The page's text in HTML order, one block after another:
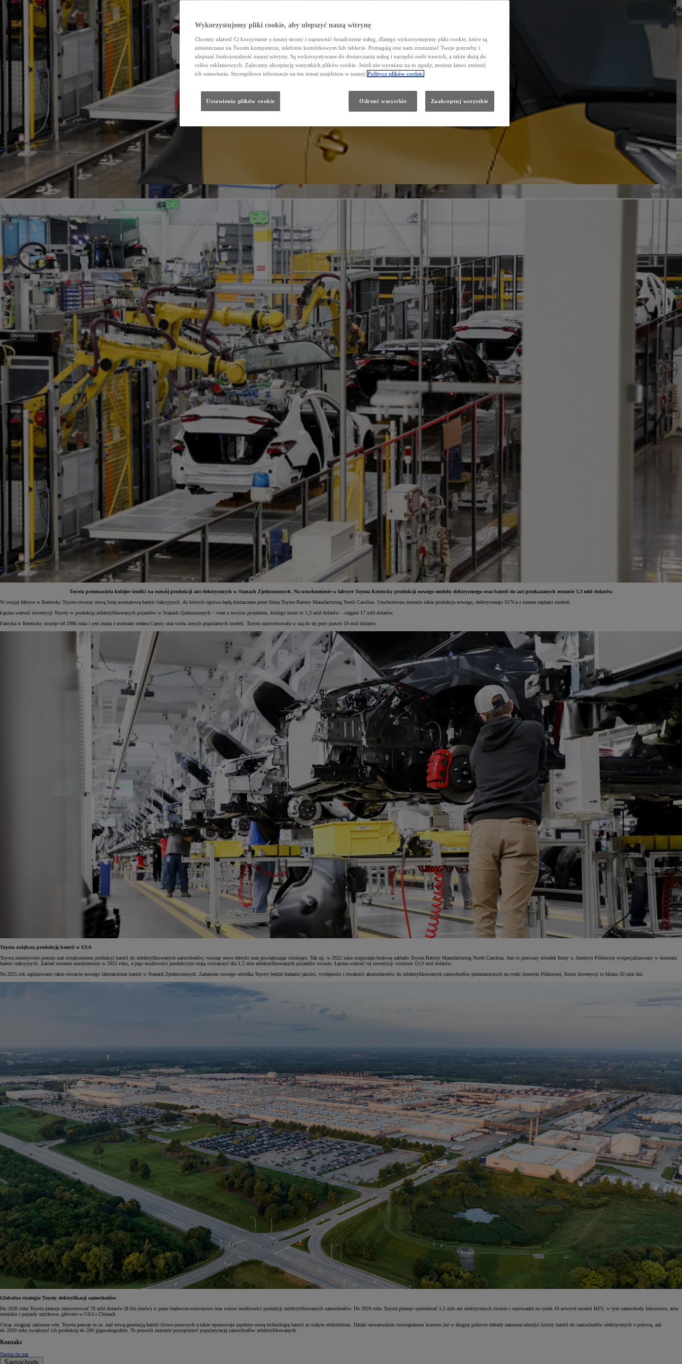
Od81 900 zł
Yaris Cross
Toyota przeznaczyła kolejne środki na rozwój produkcji aut elektrycznych w Stanach Zjednoczonych. Na uruchomienie w fabryce Toyota Kentucky produkcji nowego modelu elektrycznego oraz baterii do aut przekazanych zostanie 1,3 mld dolarów.
W swojej fabryce w Kentucky Toyota stworzy nową linię montażową baterii trakcyjnych, do których ogniwa będą dostarczane przez firmę Toyota Battery Manufacturing North Carolina. Uruchomiona zostanie także produkcja nowego, elektrycznego SUV-a z trzema rzędami siedzeń.
Łączna wartość inwestycji Toyoty w produkcję zelektryfikowanych pojazdów w Stanach Zjednoczonych – wraz z nowym projektem, którego koszt to 1,3 mld dolarów – sięgnie 17 mld dolarów.
Fabryka w Kentucky istnieje od 1986 roku i jest znana z montażu sedana Camry oraz wielu innych popularnych modeli. Toyota zainwestowała w nią do tej pory prawie 10 mld dolarów.
Toyota zwiększa produkcję baterii w USA
Toyota intensywnie pracuje nad zwiększeniem produkcji baterii do zelektryfikowanych samochodów, tworząc nowe fabryki oraz powiększając istniejące. Tak np. w 2022 roku rozpoczęła budowę zakładu Toyota Battery Manufacturing North Carolina. Jest to pierwszy ośrodek firmy w Ameryce Północnej wyspecjalizowany w montażu
baterii trakcyjnych. Zakład zostanie uruchomiony w 2025 roku, a jego możliwości produkcyjne mają wystarczyć dla 1,2 mln zelektryfikowanych pojazdów rocznie. Łączna wartość tej inwestycji wyniesie 13,9 mld dolarów.
Na 2025 rok zaplanowano także otwarcie nowego laboratorium baterii w Stanach Zjednoczonych. Zadaniem nowego ośrodka Toyoty będzie badanie jakości, wydajności i trwałości akumulatorów do zelektryfikowanych samochodów przeznaczonych na rynki Ameryki Północnej. Koszt inwestycji to blisko 50 mln dol.
Globalna strategia Toyoty elektryfikacji samochodów
Do 2030 roku Toyota planuje zainwestować 70 mld dolarów (8 bln jenów) w prace badawczo-rozwojowe oraz wzrost możliwości produkcji zelektryfikowanych samochodów. Do 2026 roku Toyota planuje sprzedawać 1,5 mln aut elektrycznych rocznie i wprowadzi na rynek 10 nowych modeli BEV, w tym samochody luksusowe, auta
miejskie i pojazdy użytkowe, głównie w USA i Chinach.
Chcąc osiągnąć założone cele, Toyota pracuje m.in. nad nową generacją baterii litowo-jonowych a także opracowuje zupełnie nową technologię baterii ze stałym elektrolitem. Dzięki nowatorskim rozwiązaniom koncern już w drugiej połowie dekady zamierza obniżyć koszty baterii do samochodów elektrycznych o połowę, zaś
do 2030 roku zwiększyć ich produkcję do 200 gigawatogodzin. To pozwoli znacznie przyspieszyć popularyzację samochodów zelektryfikowanych.
Kontakt
Napisz do nas
Samochody
Wykorzystujemy pliki cookie, aby ulepszyć naszą witrynę
Chcemy ułatwić Ci korzystanie z naszej strony i usprawnić świadczenie usług, dlatego wykorzystujemy pliki cookie, które są
umieszczane na Twoim komputerze, telefonie komórkowym lub tablecie. Pomagają one nam zrozumieć Twoje potrzeby i
ulepszać funkcjonalność naszej witryny. Są wykorzystywane do dostarczania usług i narzędzi osób trzecich, a także służą do
celów reklamowych. Zalecamy akceptację wszystkich plików cookie. Jeżeli nie wyrażasz na to zgody, możesz łatwo zmienić
ich ustawienia. Szczegółowe informacje na ten temat znajdziesz w naszej Polityce plików cookie.
Odrzuć wszystkie Zaakceptuj wszystkie
Ustawienia plików cookie